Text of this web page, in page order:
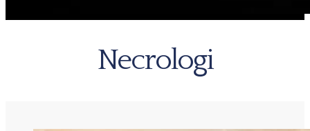
Necrologi